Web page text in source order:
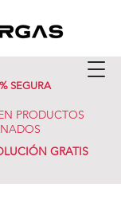
SEGURA
PRODUCTOS
GRATIS